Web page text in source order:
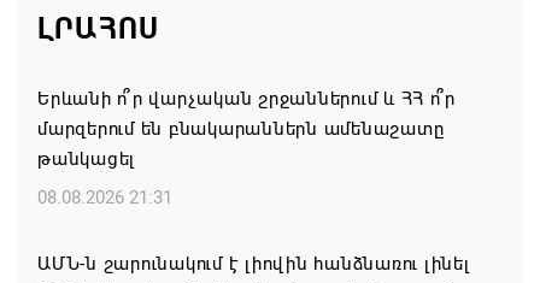
ԼՐԱՀՈՍ
Երևանի ո՞ր վարչական շրջաններում և ՀՀ ո՞ր
մարզերում են բնակարաններն ամենաշատը
թանկացել
08.08.2026 21:31
ԱՄՆ-ն շարունակում է լիովին հանձնառու լինել